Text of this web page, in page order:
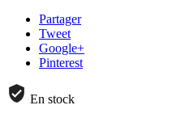
Partager
Tweet
Google+
Pinterest
En stock